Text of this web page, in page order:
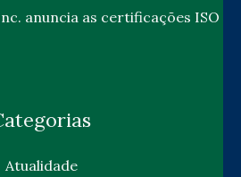
anuncia as certificações ISO
Atualidade